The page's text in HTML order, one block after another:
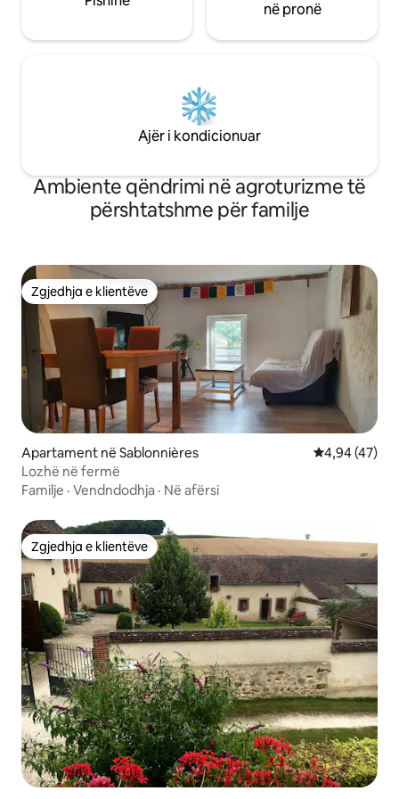
në pronë
Ajër i kondicionuar
Ambiente qëndrimi në agroturizme të
përshtatshme për familje
Zgjedhja e klientëve
Zgjedhja e klientëve
Apartament në Sablonnières Vlerësimi
4,94 (47)
Lozhë në fermë
Familje · Vendndodhja · Në afërsi
Zgjedhja e klientëve
Zgjedhja e klientëve